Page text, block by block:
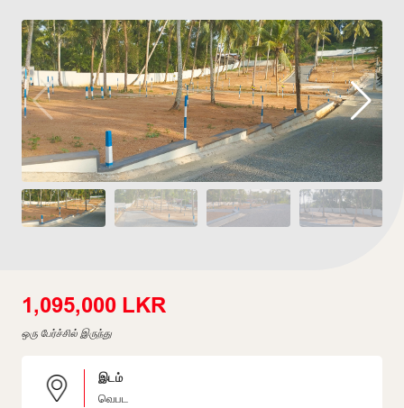
1,095,000 LKR
ஒரு பேர்ச்சில் இருந்து
இடம்
வெபட